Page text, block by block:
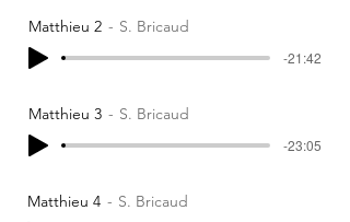
Matthieu 2 S. Bricaud
-21:42
Matthieu 3 S. Bricaud
-23:05
Matthieu 4 S. Bricaud